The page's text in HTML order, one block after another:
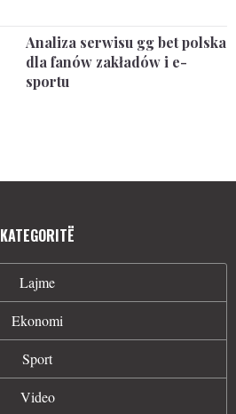
Analiza serwisu gg bet polska
dla fanów zakładów i e-
sportu
KATEGORITË
Lajme
Ekonomi
Sport
Video